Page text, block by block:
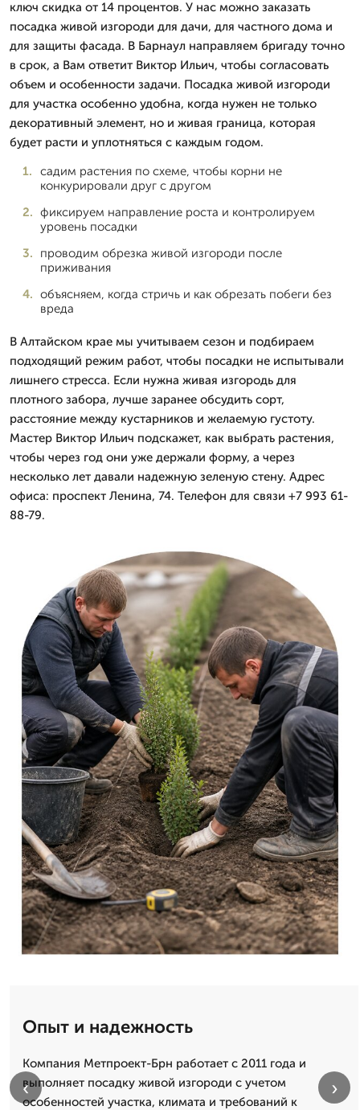
ключ скидка от 14 процентов. У нас можно заказать
посадка живой изгороди для дачи, для частного дома и
для защиты фасада. В Барнаул направляем бригаду точно
в срок, а Вам ответит Виктор Ильич, чтобы согласовать
объем и особенности задачи. Посадка живой изгороди
для участка особенно удобна, когда нужен не только
декоративный элемент, но и живая граница, которая
будет расти и уплотняться с каждым годом.
садим растения по схеме, чтобы корни не
конкурировали друг с другом
фиксируем направление роста и контролируем
уровень посадки
проводим обрезка живой изгороди после
приживания
объясняем, когда стричь и как обрезать побеги без
вреда
В Алтайском крае мы учитываем сезон и подбираем
подходящий режим работ, чтобы посадки не испытывали
лишнего стресса. Если нужна живая изгородь для
плотного забора, лучше заранее обсудить сорт,
расстояние между кустарников и желаемую густоту.
Мастер Виктор Ильич подскажет, как выбрать растения,
чтобы через год они уже держали форму, а через
несколько лет давали надежную зеленую стену. Адрес
офиса: проспект Ленина, 74. Телефон для связи +7 993 61-
88-79.
Опыт и надежность
Компания Метпроект-Брн работает с 2011 года и
выполняет посадку живой изгороди с учетом
особенностей участка, климата и требований к
‹ ›